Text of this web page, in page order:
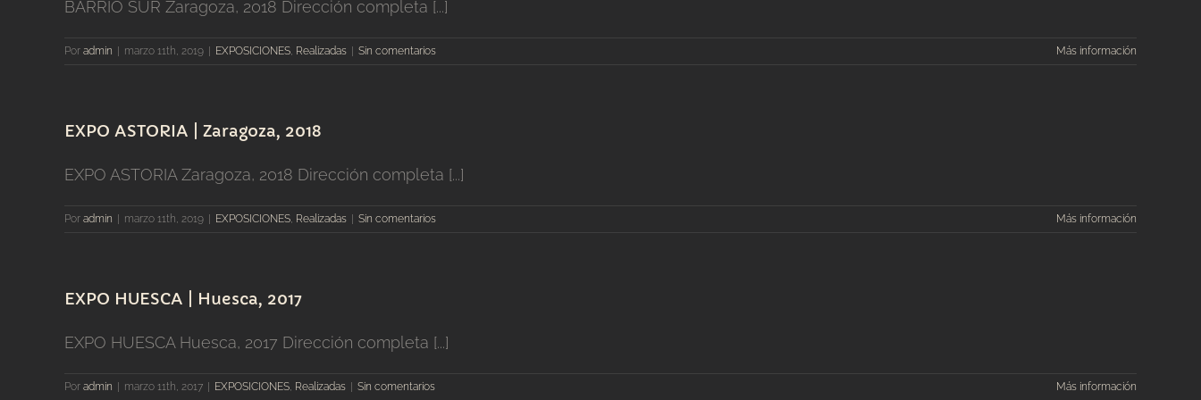
BARRIO SUR Zaragoza, 2018 Dirección completa [...]
Por admin marzo 11th, 2019 EXPOSICIONES, Realizadas Sin comentarios Más información
EXPO ASTORIA | Zaragoza, 2018
EXPO ASTORIA Zaragoza, 2018 Dirección completa [...]
Por admin marzo 11th, 2019 EXPOSICIONES, Realizadas Sin comentarios Más información
EXPO HUESCA | Huesca, 2017
EXPO HUESCA Huesca, 2017 Dirección completa [...]
Por admin marzo 11th, 2017 EXPOSICIONES, Realizadas Sin comentarios Más información